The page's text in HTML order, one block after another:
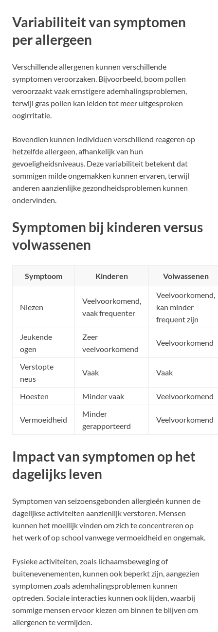
Variabiliteit van symptomen
per allergeen
Verschillende allergenen kunnen verschillende
symptomen veroorzaken. Bijvoorbeeld, boom pollen
veroorzaakt vaak ernstigere ademhalingsproblemen,
terwijl gras pollen kan leiden tot meer uitgesproken
oogirritatie.
Bovendien kunnen individuen verschillend reageren op
hetzelfde allergeen, afhankelijk van hun
gevoeligheidsniveaus. Deze variabiliteit betekent dat
sommigen milde ongemakken kunnen ervaren, terwijl
anderen aanzienlijke gezondheidsproblemen kunnen
ondervinden.
Symptomen bij kinderen versus
volwassenen
Symptoom Kinderen Volwassenen
Niezen
Veelvoorkomend,
vaak frequenter
Veelvoorkomend,
kan minder
frequent zijn
Jeukende
ogen
Zeer
veelvoorkomend
Veelvoorkomend
Verstopte
neus
Vaak Vaak
Hoesten Minder vaak Veelvoorkomend
Vermoeidheid
Minder
gerapporteerd
Veelvoorkomend
Impact van symptomen op het
dagelijks leven
Symptomen van seizoensgebonden allergieën kunnen de
dagelijkse activiteiten aanzienlijk verstoren. Mensen
kunnen het moeilijk vinden om zich te concentreren op
het werk of op school vanwege vermoeidheid en ongemak.
Fysieke activiteiten, zoals lichaamsbeweging of
buitenevenementen, kunnen ook beperkt zijn, aangezien
symptomen zoals ademhalingsproblemen kunnen
optreden. Sociale interacties kunnen ook lijden, waarbij
sommige mensen ervoor kiezen om binnen te blijven om
allergenen te vermijden.